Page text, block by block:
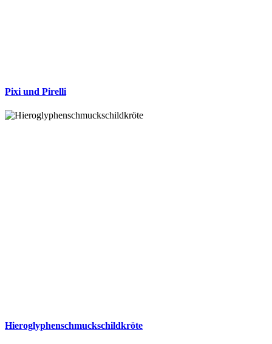
Pixi und Pirelli
Hieroglyphenschmuckschildkröte